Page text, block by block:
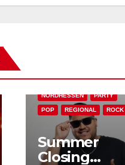
NORDHESSEN PARTY
POP REGIONAL ROCK
Summer
AKTUELLES EVENT-TIPP